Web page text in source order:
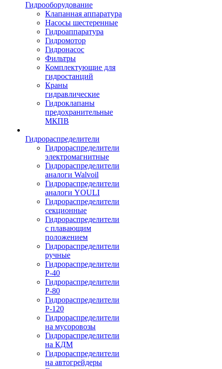
Гидрооборудование
Клапанная аппаратура
Насосы шестеренные
Гидроаппаратура
Гидромотор
Гидронасос
Фильтры
Комплектующие для
гидростанций
Краны
гидравлические
Гидроклапаны
предохранительные
МКПВ
Гидрораспределители
Гидрораспределители
электромагнитные
Гидрораспределители
аналоги Walvoil
Гидрораспределители
аналоги YOULI
Гидрораспределители
секционные
Гидрораспределители
с плавающим
положением
Гидрораспределители
ручные
Гидрораспределители
Р-40
Гидрораспределители
Р-80
Гидрораспределители
Р-120
Гидрораспределители
на мусоровозы
Гидрораспределители
на КДМ
Гидрораспределители
на автогрейдеры